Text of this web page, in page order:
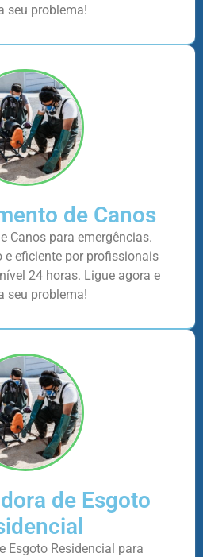
seu problema!
de Canos
Canos para emergências.
e eficiente por profissionais
24 horas. Ligue agora e
seu problema!
de Esgoto
Esgoto Residencial para